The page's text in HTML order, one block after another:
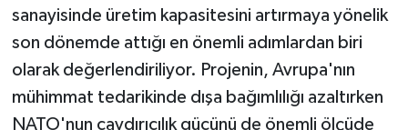
sanayisinde üretim kapasitesini artırmaya yönelik
son dönemde attığı en önemli adımlardan biri
olarak değerlendiriliyor. Projenin, Avrupa'nın
mühimmat tedarikinde dışa bağımlılığı azaltırken
NATO'nun caydırıcılık gücünü de önemli ölçüde